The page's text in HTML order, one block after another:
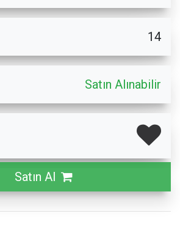
14
Satın Alınabilir
Satın Al